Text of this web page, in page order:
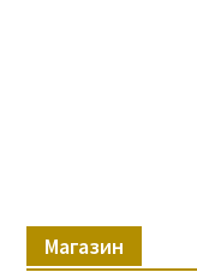
Магазин